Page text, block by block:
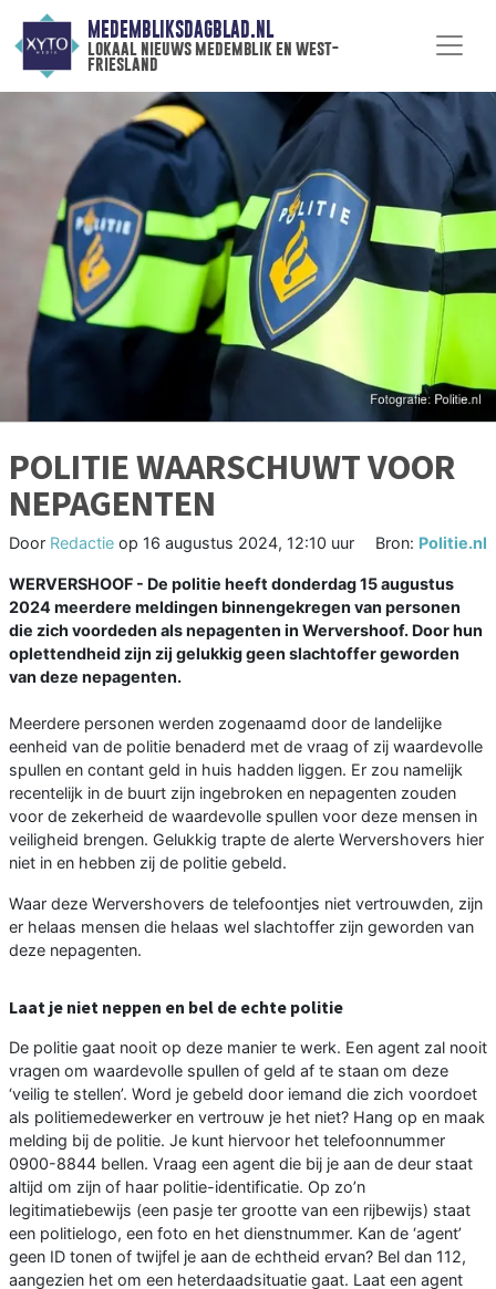
MEDEMBLIKSDAGBLAD.NL
lokaal nieuws medemblik en west-
friesland
POLITIE WAARSCHUWT VOOR
NEPAGENTEN
Door Redactie op 16 augustus 2024, 12:10 uur Bron: Politie.nl
WERVERSHOOF - De politie heeft donderdag 15 augustus
2024 meerdere meldingen binnengekregen van personen
die zich voordeden als nepagenten in Wervershoof. Door hun
oplettendheid zijn zij gelukkig geen slachtoffer geworden
van deze nepagenten.
Meerdere personen werden zogenaamd door de landelijke
eenheid van de politie benaderd met de vraag of zij waardevolle
spullen en contant geld in huis hadden liggen. Er zou namelijk
recentelijk in de buurt zijn ingebroken en nepagenten zouden
voor de zekerheid de waardevolle spullen voor deze mensen in
veiligheid brengen. Gelukkig trapte de alerte Wervershovers hier
niet in en hebben zij de politie gebeld.
Waar deze Wervershovers de telefoontjes niet vertrouwden, zijn
er helaas mensen die helaas wel slachtoffer zijn geworden van
deze nepagenten.
Laat je niet neppen en bel de echte politie
De politie gaat nooit op deze manier te werk. Een agent zal nooit
vragen om waardevolle spullen of geld af te staan om deze
‘veilig te stellen’. Word je gebeld door iemand die zich voordoet
als politiemedewerker en vertrouw je het niet? Hang op en maak
melding bij de politie. Je kunt hiervoor het telefoonnummer
0900-8844 bellen. Vraag een agent die bij je aan de deur staat
altijd om zijn of haar politie-identificatie. Op zo’n
legitimatiebewijs (een pasje ter grootte van een rijbewijs) staat
een politielogo, een foto en het dienstnummer. Kan de ‘agent’
geen ID tonen of twijfel je aan de echtheid ervan? Bel dan 112,
aangezien het om een heterdaadsituatie gaat. Laat een agent